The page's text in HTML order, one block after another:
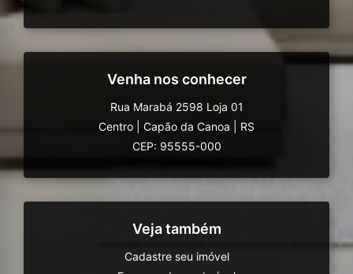
Venha nos conhecer
Rua Marabá 2598 Loja 01
Centro
Capão da Canoa
RS
CEP: 95555-000
Veja também
Cadastre seu imóvel